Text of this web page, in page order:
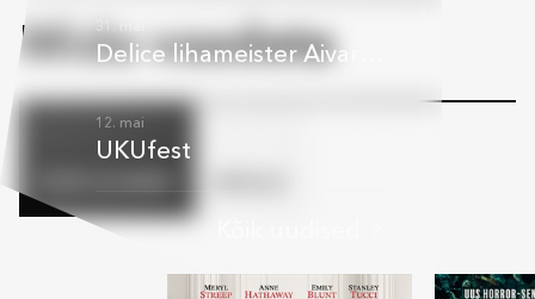
31. mai
12. mai
UKUfest
Mida vaadata